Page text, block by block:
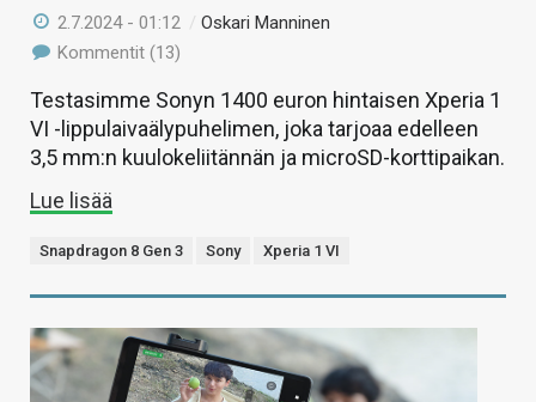
2.7.2024 - 01:12 /Oskari Manninen
Kommentit (13)
Testasimme Sonyn 1400 euron hintaisen Xperia 1
VI -lippulaivaälypuhelimen, joka tarjoaa edelleen
3,5 mm:n kuulokeliitännän ja microSD-korttipaikan.
Lue lisää
Snapdragon 8 Gen 3 Sony Xperia 1 VI